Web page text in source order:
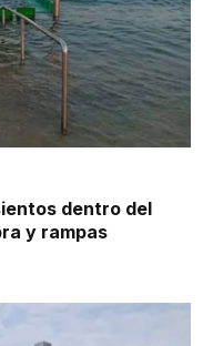
dentro del
y rampas